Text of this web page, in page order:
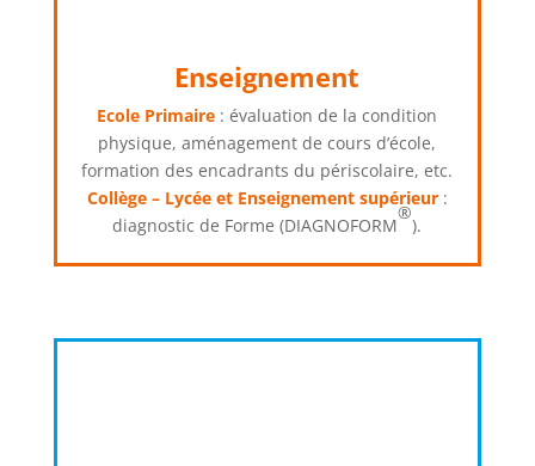
Enseignement
Ecole Primaire : évaluation de la condition
physique, aménagement de cours d’école,
formation des encadrants du périscolaire, etc.
Collège – Lycée et Enseignement supérieur:
diagnostic de Forme (DIAGNOFORM
®
).